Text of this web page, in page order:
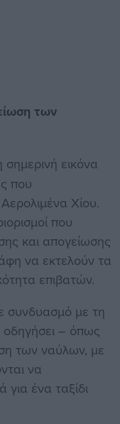
των
σημερινή εικόνα
που
Χίου.
που
και απογείωσης
να εκτελούν τα
επιβατών.
συνδυασμό με τη
οδηγήσει – όπως
των ναύλων, με
να
ένα ταξίδι